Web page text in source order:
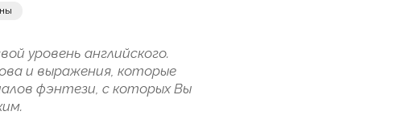
уровень английского.
и выражения, которые
фэнтези, с которых Вы